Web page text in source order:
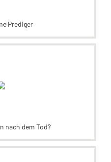
Prediger
nach dem Tod?